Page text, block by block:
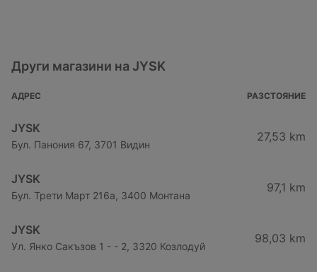
Други магазини на JYSK
АДРЕС РАЗСТОЯНИЕ
JYSK
Бул. Панония 67, 3701 Видин
27,53 km
JYSK
Бул. Трети Март 216a, 3400 Монтана
97,1 km
JYSK
Ул. Янко Сакъзов 1 - - 2, 3320 Козлодуй
98,03 km